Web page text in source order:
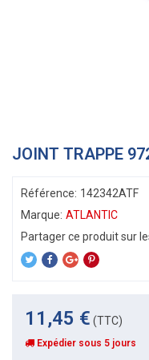
JOINT TRAPPE
Référence: 142342ATF
Marque: ATLANTIC
11,45 € (TTC)
Expédier sous 5 jours